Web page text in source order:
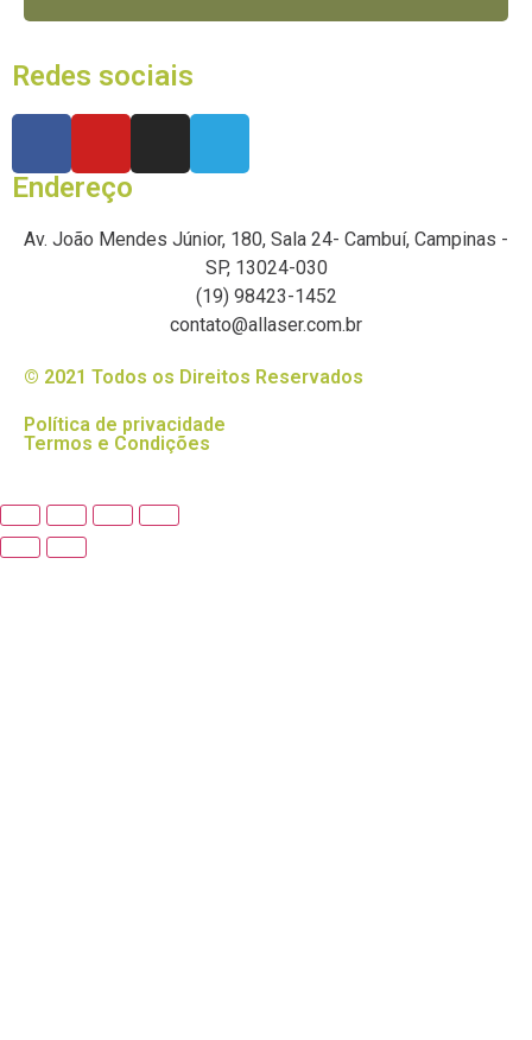
Redes sociais
Endereço
Av. João Mendes Júnior, 180, Sala 24- Cambuí, Campinas -
SP, 13024-030
(19) 98423-1452
contato@allaser.com.br
© 2021 Todos os Direitos Reservados
Política de privacidade
Termos e Condições